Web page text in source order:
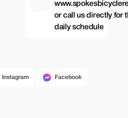
or call us directly for
daily schedule
Instagram Facebook